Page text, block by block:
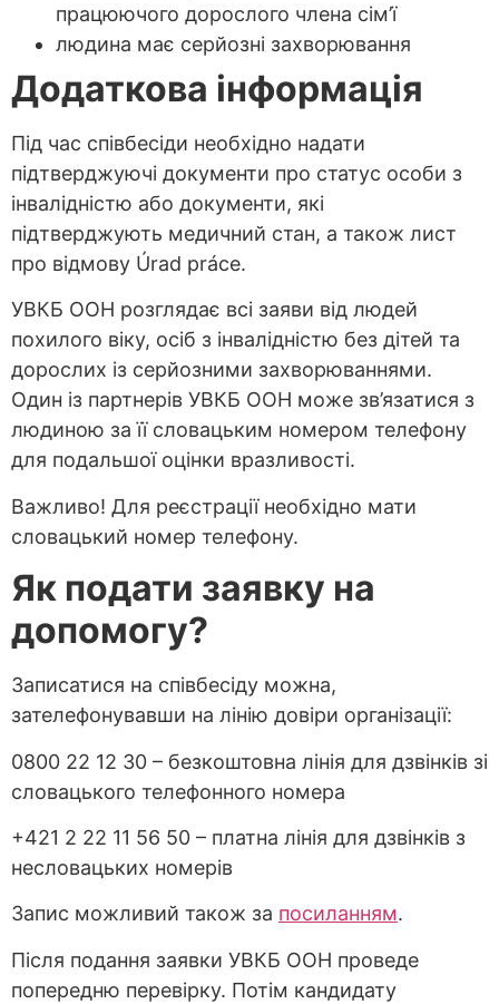
працюючого дорослого члена сім’ї
людина має серйозні захворювання
Додаткова інформація
Під час співбесіди необхідно надати
підтверджуючі документи про статус особи з
інвалідністю або документи, які
підтверджують медичний стан, а також лист
про відмову Úrad práce.
УВКБ ООН розглядає всі заяви від людей
похилого віку, осіб з інвалідністю без дітей та
дорослих із серйозними захворюваннями.
Один із партнерів УВКБ ООН може зв’язатися з
людиною за її словацьким номером телефону
для подальшої оцінки вразливості.
Важливо! Для реєстрації необхідно мати
словацький номер телефону.
Як подати заявку на
допомогу?
Записатися на співбесіду можна,
зателефонувавши на лінію довіри організації:
0800 22 12 30 – безкоштовна лінія для дзвінків зі
словацького телефонного номера
+421 2 22 11 56 50 – платна лінія для дзвінків з
несловацьких номерів
Запис можливий також за посиланням.
Після подання заявки УВКБ ООН проведе
попередню перевірку. Потім кандидату